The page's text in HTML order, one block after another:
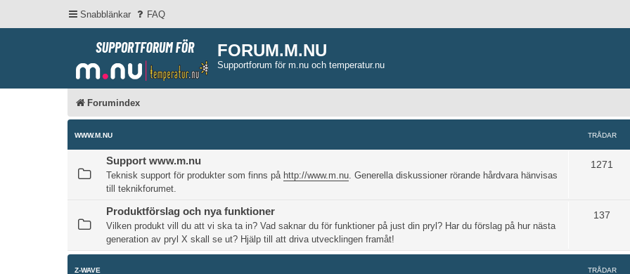
Snabblänkar FAQ
FORUM.M.NU
Supportforum för m.nu och temperatur.nu
Forumindex
WWW.M.NU TRÅDAR
Support www.m.nu
Teknisk support för produkter som finns på http://www.m.nu . Generella diskussioner rörande hårdvara hänvisas
till teknikforumet.
1271
Produktförslag och nya funktioner
Vilken produkt vill du att vi ska ta in? Vad saknar du för funktioner på just din pryl? Har du förslag på hur nästa
generation av pryl X skall se ut? Hjälp till att driva utvecklingen framåt!
137
Z-WAVE TRÅDAR